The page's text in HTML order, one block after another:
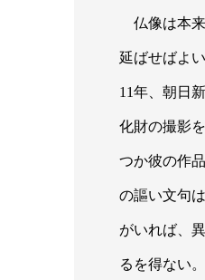
仏像は本来
延ばせばよ
11年、朝日
化財の撮影
つか彼の作
の謳い文句
がいれば、
るを得ない